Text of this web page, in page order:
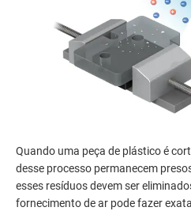
Quando uma peça de plástico é
desse processo permanecem
esses resíduos devem ser
fornecimento de ar pode fazer